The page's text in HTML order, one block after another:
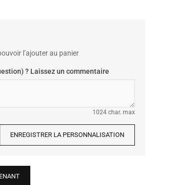
l’ajouter au panier
? Laissez un commentaire
1024 char. max
ENREGISTRER LA PERSONNALISATION